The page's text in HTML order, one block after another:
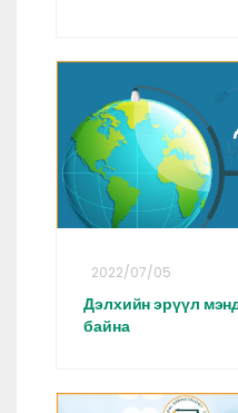
2022/07/05
Дэлхийн эрүүл
байна